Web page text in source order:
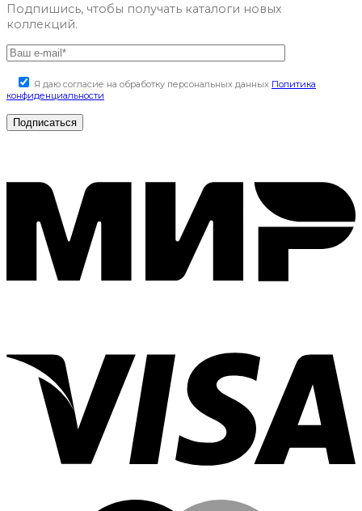
Подпишись, чтобы получать каталоги новых
коллекций.
Я даю согласие на обработку персональных данных Политика
конфиденциальности